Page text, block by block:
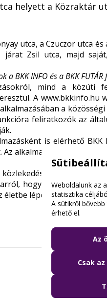
helyett a Közraktár
utca, a Czuczor utca
járat Zsil utca, majd
a BKK INFO és a BKK
mind a közúti
A www.bkkinfo.hu
a
feliratkozók az
is elérhető BKK
alkalmazás a közösségi
információk
hogy hol milyen
lépésük előtt
Weboldalunk az
statisztika
A sütikről
érhető el.
Az
Csak